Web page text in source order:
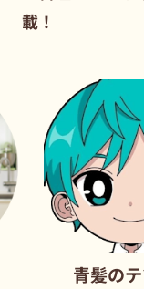
載！
青髪のテツさん